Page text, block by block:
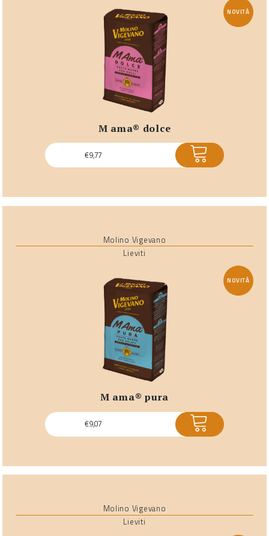
NOVITÀ
m ama® dolce
€9,77 ACQUISTA
Molino Vigevano
Lieviti
NOVITÀ
m ama® pura
€9,07 ACQUISTA
Molino Vigevano
Lieviti